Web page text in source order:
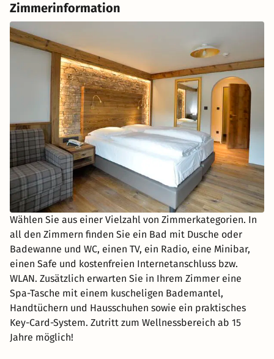
Zimmerinformation
Wählen Sie aus einer Vielzahl von Zimmerkategorien. In
all den Zimmern finden Sie ein Bad mit Dusche oder
Badewanne und WC, einen TV, ein Radio, eine Minibar,
einen Safe und kostenfreien Internetanschluss bzw.
WLAN. Zusätzlich erwarten Sie in Ihrem Zimmer eine
Spa-Tasche mit einem kuscheligen Bademantel,
Handtüchern und Hausschuhen sowie ein praktisches
Key-Card-System. Zutritt zum Wellnessbereich ab 15
Jahre möglich!